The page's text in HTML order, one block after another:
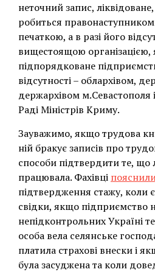
неточний запис,
робиться правонаступником
печаткою, а в разі його
вищестоящою організацією,
підпорядковане
відсутності – облархівом,
держархівом м.Севастополя
Раді Міністрів Криму.
Зауважимо, якщо трудова
ній бракує записів про
способи підтвердити те,
працювала. Фахівці
підтвердження стажу, коли
свідки, якщо підприємство
непідконтрольних Україні
особа вела селянське
платила страхові внески і
була засуджена та коли